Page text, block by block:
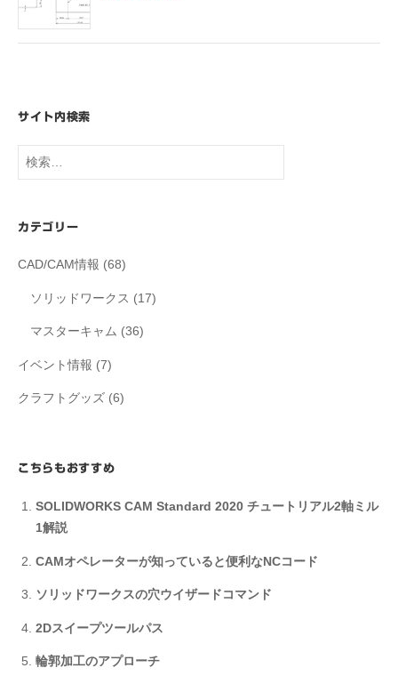
サイト内検索
検
カテゴリー
CAD/CAM情報 (68)
ソリッドワークス (17)
マスターキャム (36)
イベント情報 (7)
クラフトグッズ (6)
こちらもおすすめ
SOLIDWORKS CAM Standard 2020 チュートリアル2軸ミル
1解説
CAMオペレーターが知っていると便利なNCコード
ソリッドワークスの穴ウイザードコマンド
2Dスイープツールパス
輪郭加工のアプローチ